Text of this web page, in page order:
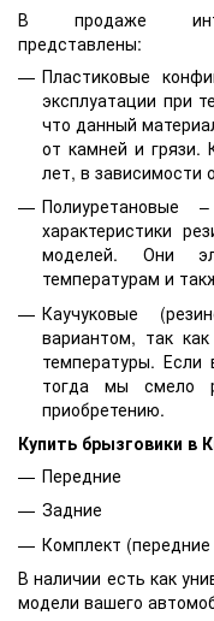
В продаже
представлены:
Пластиковые
эксплуатации при
что данный
от камней и грязи.
лет, в зависимости
Полиуретановые
характеристики
моделей. Они
температурам и
Каучуковые
вариантом, так
температуры.
тогда мы смело
приобретению.
Купить брызговики в
Передние
Задние
Комплект (передние
В наличии есть как
модели вашего